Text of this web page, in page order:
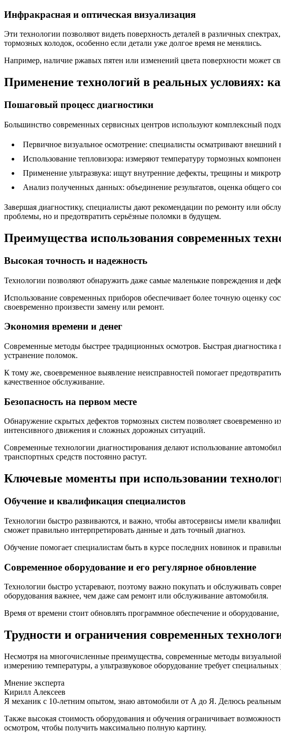
Инфракрасная и оптическая визуализация
Эти технологии позволяют видеть поверхность деталей в различных
тормозных колодок, особенно если детали уже долгое время не менялись.
Например, наличие ржавых пятен или изменений цвета поверхности может
Применение технологий в реальных условиях:
Пошаговый процесс диагностики
Большинство современных сервисных центров используют комплексный
Первичное визуальное осмотрение: специалисты осматривают
Использование тепловизора: измеряют температуру тормозных
Применение ультразвука: ищут внутренние дефекты, трещины и
Анализ полученных данных: объединение результатов, оценка общего
Завершая диагностику, специалисты дают рекомендации по ремонту или
проблемы, но и предотвратить серьёзные поломки в будущем.
Преимущества использования современных
Высокая точность и надежность
Технологии позволяют обнаружить даже самые маленькие повреждения и
Использование современных приборов обеспечивает более точную оценку
своевременно произвести замену или ремонт.
Экономия времени и денег
Современные методы быстрее традиционных осмотров. Быстрая диагностика
устранение поломок.
К тому же, своевременное выявление неисправностей помогает
качественное обслуживание.
Безопасность на первом месте
Обнаружение скрытых дефектов тормозных систем позволяет своевременно
интенсивного движения и сложных дорожных ситуаций.
Современные технологии диагностирования делают использование
транспортных средств постоянно растут.
Ключевые моменты при использовании
Обучение и квалификация специалистов
Технологии быстро развиваются, и важно, чтобы автосервисы имели
сможет правильно интерпретировать данные и дать точный диагноз.
Обучение помогает специалистам быть в курсе последних новинок и
Современное оборудование и его регулярное обновление
Технологии быстро устаревают, поэтому важно покупать и обслуживать
оборудования важнее, чем даже сам ремонт или обслуживание автомобиля.
Время от времени стоит обновлять программное обеспечение и
Трудности и ограничения современных
Несмотря на многочисленные преимущества, современные методы
измерению температуры, а ультразвуковое оборудование требует
Мнение эксперта
Кирилл Алексеев
Я механик с 10-летним опытом, знаю автомобили от А до Я. Делюсь
Также высокая стоимость оборудования и обучения ограничивает
осмотром, чтобы получить максимально полную картину.